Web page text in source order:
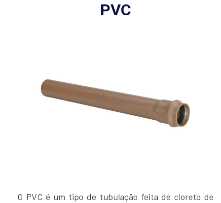
PVC
O PVC é um tipo de tubulação feita de cloreto de